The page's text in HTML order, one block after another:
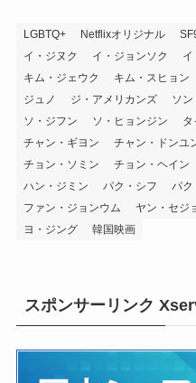
LGBTQ+ Netflixオリジナル
イ・ジヌク
イ・ジョンソク イ
キム・ジェウク
キム・スヒョン
ジュノ
ジ・アメリカンズ ソン
ソ・ジフン
ソ・ヒョンジン タ
チャン・ギヨン
チャン・ドンユ
チョン・ソミン
チョン・ヘイン
ハン・ジミン
パク・シフ パク
ファン・ジョンウム
ヤン・セジ
ヨ・ジング
韓国映画
スポンサーリンク